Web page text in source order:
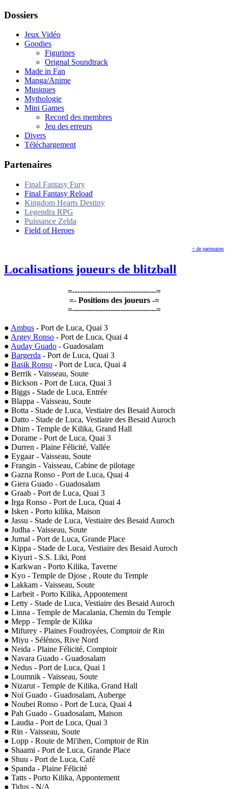
Dossiers
Jeux Vidéo
Goodies
Figurines
Orignal Soundtrack
Made in Fan
Manga/Anime
Musiques
Mythologie
Mini Games
Record des membres
Jeu des erreurs
Divers
Téléchargement
Partenaires
Final Fantasy Fury
Final Fantasy Reload
Kingdom Hearts Destiny
Legendra RPG
Puissance Zelda
Field of Heroes
+ de partenaires
Localisations joueurs de blitzball
=---------------------------------=
=- Positions des joueurs -=
=---------------------------------=
● Ambus - Port de Luca, Quai 3
● Argey Ronso - Port de Luca, Quai 4
● Auday Guado - Guadosalam
● Bargerda - Port de Luca, Quai 3
● Basik Ronso - Port de Luca, Quai 4
● Berrik - Vaisseau, Soute
● Bickson - Port de Luca, Quai 3
● Biggs - Stade de Luca, Entrée
● Blappa - Vaisseau, Soute
● Botta - Stade de Luca, Vestiaire des Besaid Auroch
● Datto - Stade de Luca, Vestiaire des Besaid Auroch
● Dhim - Temple de Kilika, Grand Hall
● Dorame - Port de Luca, Quai 3
● Durren - Plaine Félicité, Vallée
● Eygaar - Vaisseau, Soute
● Frangin - Vaisseau, Cabine de pilotage
● Gazna Ronso - Port de Luca, Quai 4
● Giera Guado - Guadosalam
● Graab - Port de Luca, Quai 3
● Irga Ronso - Port de Luca, Quai 4
● Isken - Porto kilika, Maison
● Jassu - Stade de Luca, Vestiaire des Besaid Auroch
● Judha - Vaisseau, Soute
● Jumal - Port de Luca, Grande Place
● Kippa - Stade de Luca, Vestiaire des Besaid Auroch
● Kiyuri - S.S. Liki, Pont
● Karkwan - Porto Kilika, Taverne
● Kyo - Temple de Djose , Route du Temple
● Lakkam - Vaisseau, Soute
● Larbeit - Porto Kilika, Appontement
● Letty - Stade de Luca, Vestiaire des Besaid Auroch
● Linna - Temple de Macalania, Chemin du Temple
● Mepp - Temple de Kilika
● Mifurey - Plaines Foudroyées, Comptoir de Rin
● Miyu - Sélénos, Rive Nord
● Neida - Plaine Félicité, Comptoir
● Navara Guado - Guadosalam
● Nedus - Port de Luca, Quai 1
● Loumnik - Vaisseau, Soute
● Nizarut - Temple de Kilika, Grand Hall
● Noï Guado - Guadosalam, Auberge
● Noubei Ronso - Port de Luca, Quai 4
● Pah Guado - Guadosalam, Maison
● Laudia - Port de Luca, Quai 3
● Rin - Vaisseau, Soute
● Lopp - Route de Mi'ihen, Comptoir de Rin
● Shaami - Port de Luca, Grande Place
● Shuu - Port de Luca, Café
● Spanda - Plaine Félicité
● Tatts - Porto Kilika, Appontement
● Tidus - N/A